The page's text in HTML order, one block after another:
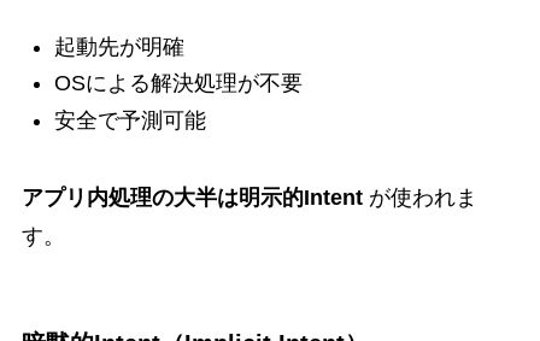
起動先が明確
OSによる解決処理が不要
安全で予測可能
アプリ内処理の大半は明示的Intentが使われま
す。